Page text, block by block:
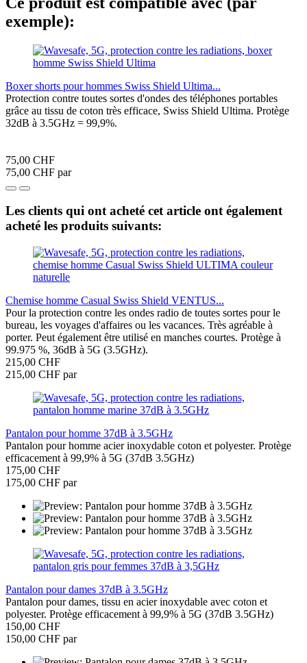
exemple):
Boxer shorts pour hommes Swiss Shield Ultima...
Protection contre toutes sortes d'ondes des téléphones portables
grâce au tissu de coton très efficace, Swiss Shield Ultima. Protège
32dB à 3.5GHz = 99,9%.
75,00 CHF
75,00 CHF par
Les clients qui ont acheté cet article ont également
acheté les produits suivants:
Chemise homme Casual Swiss Shield VENTUS...
Pour la protection contre les ondes radio de toutes sortes pour le
bureau, les voyages d'affaires ou les vacances. Très agréable à
porter. Peut également être utilisé en manches courtes. Protège à
99.975 %, 36dB à 5G (3.5GHz).
215,00 CHF
215,00 CHF par
Pantalon pour homme 37dB à 3.5GHz
Pantalon pour homme acier inoxydable coton et polyester. Protège
efficacement à 99,9% à 5G (37dB 3.5GHz)
175,00 CHF
175,00 CHF par
Pantalon pour dames 37dB à 3.5GHz
Pantalon pour dames, tissu en acier inoxydable avec coton et
polyester. Protège efficacement à 99,9% à 5G (37dB 3.5GHz)
150,00 CHF
150,00 CHF par